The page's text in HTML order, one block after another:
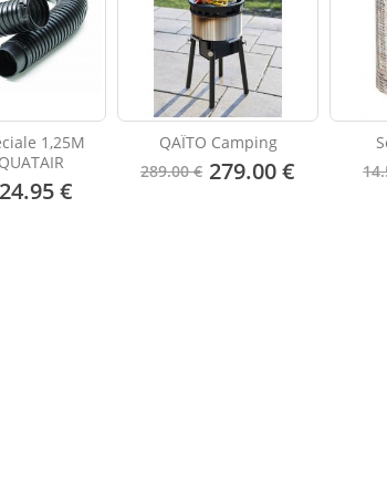
1,25M
24.95 €
QAÏTO Camping
289.00 € 279.00 €